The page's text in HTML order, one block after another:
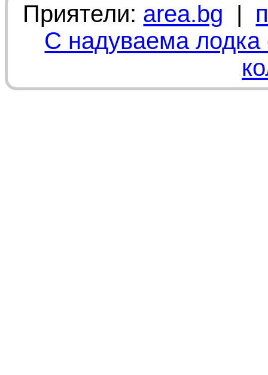
Приятели: area.bg |
С надуваема лодка